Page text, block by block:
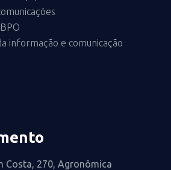
informação e comunicação
Costa, 270, Agronômica